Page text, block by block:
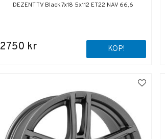
DEZENT TV Black 7x18 5x112 ET22 NAV 66,6
2750 kr KÖP!